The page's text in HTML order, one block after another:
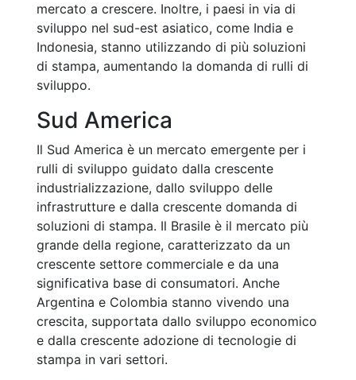
mercato a crescere. Inoltre, i paesi in via di
sviluppo nel sud-est asiatico, come India e
Indonesia, stanno utilizzando di più soluzioni
di stampa, aumentando la domanda di rulli di
sviluppo.
Sud America
Il Sud America è un mercato emergente per i
rulli di sviluppo guidato dalla crescente
industrializzazione, dallo sviluppo delle
infrastrutture e dalla crescente domanda di
soluzioni di stampa. Il Brasile è il mercato più
grande della regione, caratterizzato da un
crescente settore commerciale e da una
significativa base di consumatori. Anche
Argentina e Colombia stanno vivendo una
crescita, supportata dallo sviluppo economico
e dalla crescente adozione di tecnologie di
stampa in vari settori.